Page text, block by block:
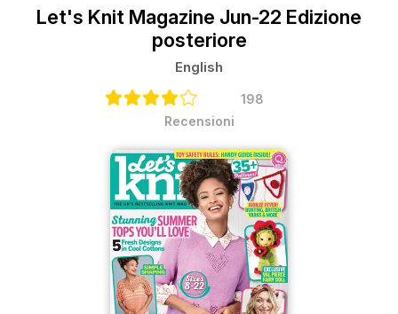
Let's Knit Magazine Jun-22 Edizione
posteriore
English
198
Recensioni